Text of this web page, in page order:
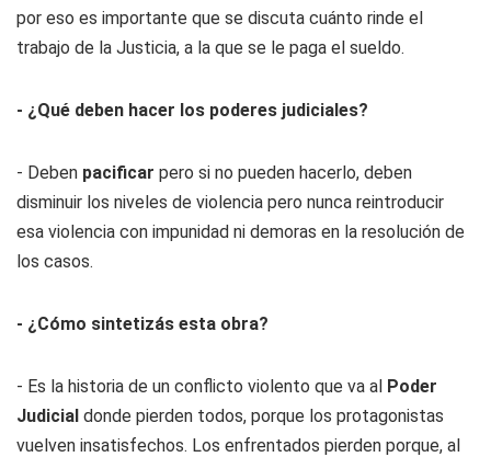
por eso es importante que se discuta cuánto rinde el
trabajo de la Justicia, a la que se le paga el sueldo.
- ¿Qué deben hacer los poderes judiciales?
- Deben pacificar pero si no pueden hacerlo, deben
disminuir los niveles de violencia pero nunca reintroducir
esa violencia con impunidad ni demoras en la resolución de
los casos.
- ¿Cómo sintetizás esta obra?
- Es la historia de un conflicto violento que va al Poder
Judicial donde pierden todos, porque los protagonistas
vuelven insatisfechos. Los enfrentados pierden porque, al